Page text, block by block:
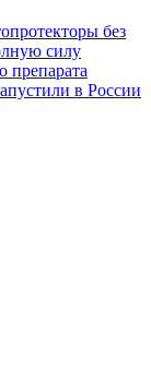
без
силу
препарата
в России